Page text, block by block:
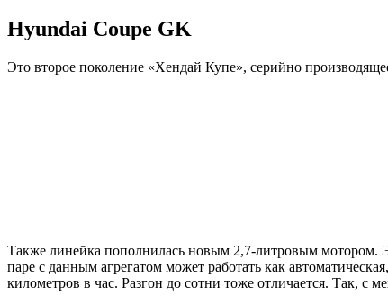
Hyundai Coupe GK
Это второе поколение «Хендай Купе», серийно
Также линейка пополнилась новым 2,7-литровым мотором.
паре с данным агрегатом может работать как
километров в час. Разгон до сотни тоже отличается. Так, с